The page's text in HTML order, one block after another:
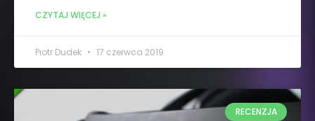
CZYTAJ WIĘCEJ »
Piotr Dudek 17 czerwca 2019
RECENZJA